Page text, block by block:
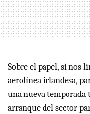
Sobre el papel, si nos
aerolínea irlandesa,
una nueva temporada
arranque del sector